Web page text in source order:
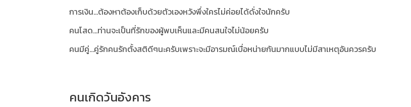
การเงิน...ต้องหาต้องเก็บด้วยตัวเองหวังพึ่งใครไม่ค่อยได้ดั่งใจนักครับ
คนโสด...ท่านจะเป็นที่รักของผู้พบเห็นและมีคนสนใจไม่น้อยครับ
คนมีคู่...คู่รักคนรักตั้งสติดีๆนะครับเพราะจะมีอารมณ์เบื่อหน่ายกันมากแบบไม่มีสาเหตุอันควรครับ
คนเกิดวันอังคาร